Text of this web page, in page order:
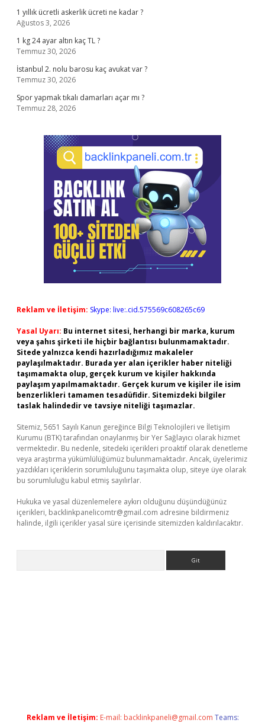
1 yıllık ücretli askerlik ücreti ne kadar ?
Ağustos 3, 2026
1 kg 24 ayar altın kaç TL ?
Temmuz 30, 2026
İstanbul 2. nolu barosu kaç avukat var ?
Temmuz 30, 2026
Spor yapmak tıkalı damarları açar mı ?
Temmuz 28, 2026
Reklam ve İletişim: Skype: live:.cid.575569c608265c69
Yasal Uyarı: Bu internet sitesi, herhangi bir marka, kurum
veya şahıs şirketi ile hiçbir bağlantısı bulunmamaktadır.
Sitede yalnızca kendi hazırladığımız makaleler
paylaşılmaktadır. Burada yer alan içerikler haber niteliği
taşımamakta olup, gerçek kurum ve kişiler hakkında
paylaşım yapılmamaktadır. Gerçek kurum ve kişiler ile isim
benzerlikleri tamamen tesadüfidir. Sitemizdeki bilgiler
taslak halindedir ve tavsiye niteliği taşımazlar.
Sitemiz, 5651 Sayılı Kanun gereğince Bilgi Teknolojileri ve İletişim
Kurumu (BTK) tarafından onaylanmış bir Yer Sağlayıcı olarak hizmet
vermektedir. Bu nedenle, sitedeki içerikleri proaktif olarak denetleme
veya araştırma yükümlülüğümüz bulunmamaktadır. Ancak, üyelerimiz
yazdıkları içeriklerin sorumluluğunu taşımakta olup, siteye üye olarak
bu sorumluluğu kabul etmiş sayılırlar.
Hukuka ve yasal düzenlemelere aykırı olduğunu düşündüğünüz
içerikleri, backlinkpanelicomtr@gmail.com adresine bildirmeniz
halinde, ilgili içerikler yasal süre içerisinde sitemizden kaldırılacaktır.
Reklam ve İletişim: E-mail: backlinkpaneli@gmail.com Teams: